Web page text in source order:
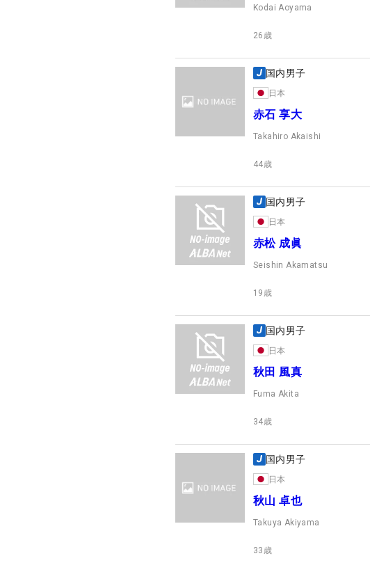
Kodai Aoyama
26 歳
国内男子
日本
赤石 享大
Takahiro Akaishi
44歳
国内男子
日本
赤松 成眞
Seishin Akamatsu
19 歳
国内男子
日本
秋田 風真
Fuma Akita
34歳
国内男子
日本
秋山 卓也
Takuya Akiyama
33 歳